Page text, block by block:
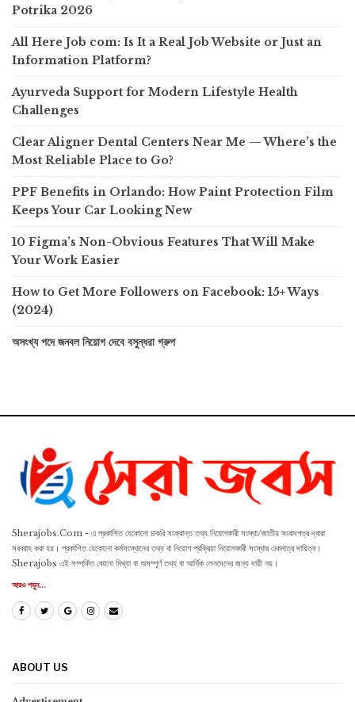
Potrika 2026
All Here Job com: Is It a Real Job Website or Just an
Information Platform?
Ayurveda Support for Modern Lifestyle Health
Challenges
Clear Aligner Dental Centers Near Me — Where’s the
Most Reliable Place to Go?
PPF Benefits in Orlando: How Paint Protection Film
Keeps Your Car Looking New
10 Figma’s Non-Obvious Features That Will Make
Your Work Easier
How to Get More Followers on Facebook: 15+ Ways
(2024)
অসংখ্য পদে জনবল নিয়োগ দেবে বসুন্ধরা গ্রুপ
Sherajobs.Com - এ প্রকাশিত যেকোনো চাকরি সংক্রান্ত তথ্য নিয়োগকারী সংস্থা/জাতীয় সংবাদপত্র দ্বারা
সরবরাহ করা হয়। প্রকাশিত যেকোনো কর্মসংস্থানের তথ্য বা নিয়োগ প্রক্রিয়া নিয়োগকারী সংস্থার একমাত্র দায়িত্ব।
Sherajobs এই সম্পর্কিত কোনো মিথ্যা বা অসম্পূর্ণ তথ্য বা আর্থিক লেনদেনের জন্য দায়ী নয়।
আরও পড়ুন...
ABOUT US